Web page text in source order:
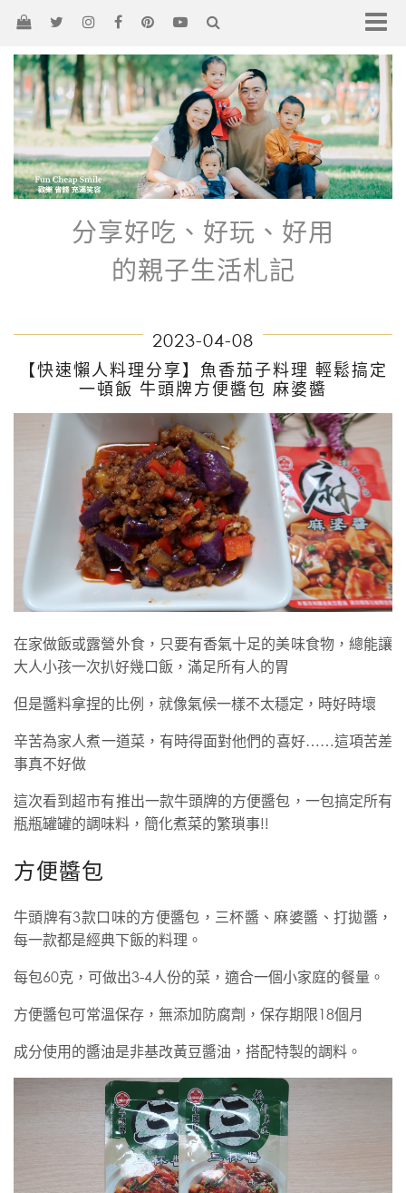
分享好吃、好玩、好用
的親子生活札記
2023-04-08
【快速懶人料理分享】魚香茄子料理 輕鬆搞定
一頓飯 牛頭牌方便醬包 麻婆醬
在家做飯或露營外食，只要有香氣十足的美味食物，總能讓
大人小孩一次扒好幾口飯，滿足所有人的胃
但是醬料拿捏的比例，就像氣候一樣不太穩定，時好時壞
辛苦為家人煮一道菜，有時得面對他們的喜好……這項苦差
事真不好做
這次看到超市有推出一款牛頭牌的方便醬包，一包搞定所有
瓶瓶罐罐的調味料，簡化煮菜的繁瑣事!!
方便醬包
牛頭牌有3款口味的方便醬包，三杯醬、麻婆醬、打拋醬，
每一款都是經典下飯的料理。
每包60克，可做出3-4人份的菜，適合一個小家庭的餐量。
方便醬包可常溫保存，無添加防腐劑，保存期限18個月
成分使用的醬油是非基改黃豆醬油，搭配特製的調料。